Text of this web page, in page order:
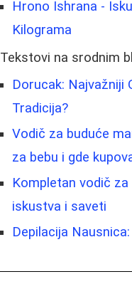
Hrono Ishrana -
Kilograma
Tekstovi na srodnim
Dorucak: Najvažniji
Tradicija?
Vodič za buduće
za bebu i gde
Kompletan vodič
iskustva i saveti
Depilacija